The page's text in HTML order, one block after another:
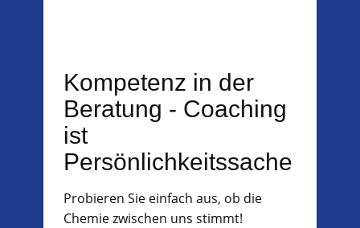
Kompetenz in der
Beratung - Coaching
ist
Persönlichkeitssache
Probieren Sie einfach aus, ob die
Chemie zwischen uns stimmt!